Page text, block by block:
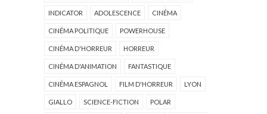
INDICATOR ADOLESCENCE CINÉMA
CINÉMA POLITIQUE POWERHOUSE
CINÉMA D'HORREUR HORREUR
CINÉMA D'ANIMATION FANTASTIQUE
CINÉMA ESPAGNOL FILM D'HORREUR LYON
GIALLO SCIENCE-FICTION POLAR